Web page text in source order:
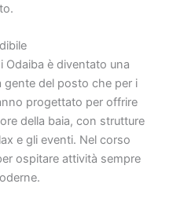
Odaiba è diventato una
gente del posto che per i
progettato per offrire
della baia, con strutture
e gli eventi. Nel corso
ospitare attività sempre